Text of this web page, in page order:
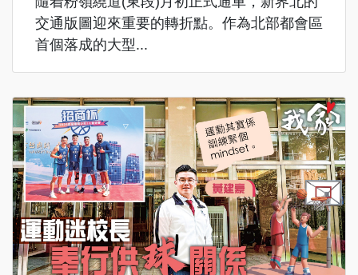
交通版圖迎來重要的轉折點。作為北部都會區
首個落成的大型...